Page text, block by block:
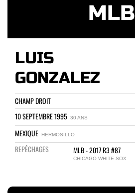
MLB
LUIS
GONZALEZ
CHAMP DROIT
10 SEPTEMBRE 1995 30 ANS
MEXIQUE HERMOSILLO
REPÊCHAGES MLB - 2017 R3 #87
CHICAGO WHITE SOX